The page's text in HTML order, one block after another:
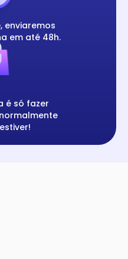
enviaremos
em até 48h.
é só fazer